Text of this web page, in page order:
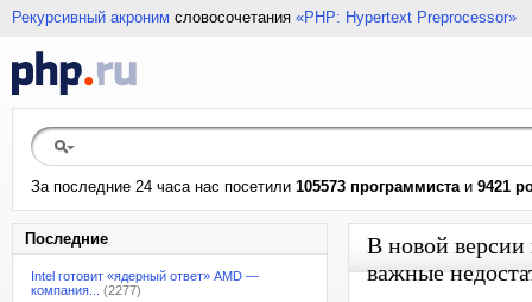
Рекурсивный акроним словосочетания «PHP: Hypertext Preprocessor»
За последние 24 часа нас посетили 105573 программистаи 9421
Последние
Intel готовит «ядерный ответ» AMD —
компания...
(2277)
В новой
важные